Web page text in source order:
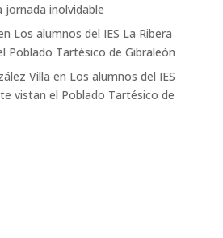
jornada inolvidable
Los alumnos del IES La Ribera
Poblado Tartésico de Gibraleón
Villa en Los alumnos del IES
vistan el Poblado Tartésico de